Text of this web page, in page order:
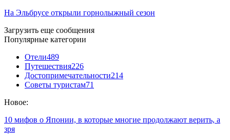
На Эльбрусе открыли горнолыжный сезон
Загрузить еще сообщения
Популярные категории
Отели489
Путешествия226
Достопримечательности214
Советы туристам71
Новое:
10 мифов о Японии, в которые многие продолжают верить, а
зря